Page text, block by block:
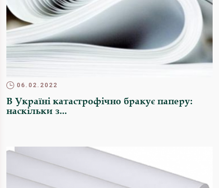
06.02.2022
В Україні катастрофічно бракує паперу:
наскільки з...